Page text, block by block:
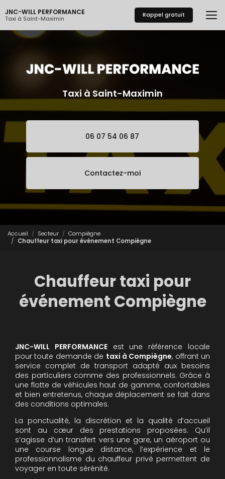
au
contenu
principal
JNC-WILL PERFORMANCE
Taxi à Saint-Maximin Rappel gratuit
Taxi à Saint-Maximin
06 07 54 06 87
Contactez-moi
Accueil Secteur
Compiègne
Chauffeur taxi pour événement Compiègne
Chauffeur taxi pour
événement Compiègne
JNC-WILL PERFORMANCEest une référence locale
pour toute demande de taxi à Compiègne, offrant un
service complet de transport adapté aux besoins
des particuliers comme des professionnels. Grâce à
une flotte de véhicules haut de gamme, confortables
et bien entretenus, chaque déplacement se fait dans
des conditions optimales.
La ponctualité, la discrétion et la qualité d’accueil
sont au cœur des prestations proposées. Qu’il
s’agisse d’un transfert vers une gare, un aéroport ou
une course longue distance, l’expérience et le
professionnalisme du chauffeur privé permettent de
voyager en toute sérénité.